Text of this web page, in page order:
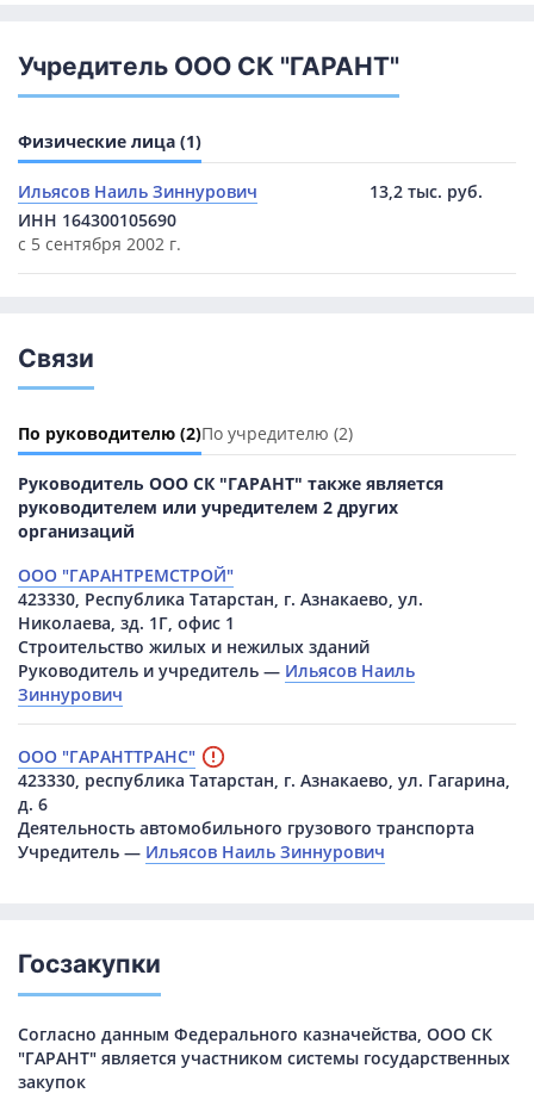
Учредитель ООО СК "ГАРАНТ"
Физические лица (1)
Ильясов Наиль Зиннурович
ИНН 164300105690
с 5 сентября 2002 г.
13,2 тыс. руб.
Связи
По руководителю (2)По учредителю (2)
Руководитель ООО СК "ГАРАНТ" также является
руководителем или учредителем 2 других
организаций
ООО "ГАРАНТРЕМСТРОЙ"
423330, Республика Татарстан, г. Азнакаево, ул.
Николаева, зд. 1Г, офис 1
Строительство жилых и нежилых зданий
Руководитель и учредитель — Ильясов Наиль
Зиннурович
ООО "ГАРАНТТРАНС"
423330, республика Татарстан, г. Азнакаево, ул. Гагарина,
д. 6
Деятельность автомобильного грузового транспорта
Учредитель — Ильясов Наиль Зиннурович
Госзакупки
Согласно данным Федерального казначейства, ООО СК
"ГАРАНТ" является участником системы государственных
закупок